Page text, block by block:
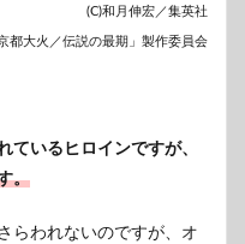
(C)和月伸宏／集英社
都大火／伝説の最期」製作委員会
ているヒロインですが、
。
らわれないのですが、オ